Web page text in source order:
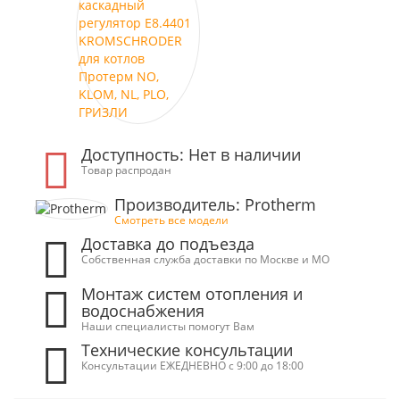
Доступность: Нет в наличии
Товар распродан
Производитель: Protherm
Смотреть все модели
Доставка до подъезда
Собственная служба доставки по Москве и МО
Монтаж систем отопления и
водоснабжения
Наши специалисты помогут Вам
Технические консультации
Консультации ЕЖЕДНЕВНО с 9:00 до 18:00